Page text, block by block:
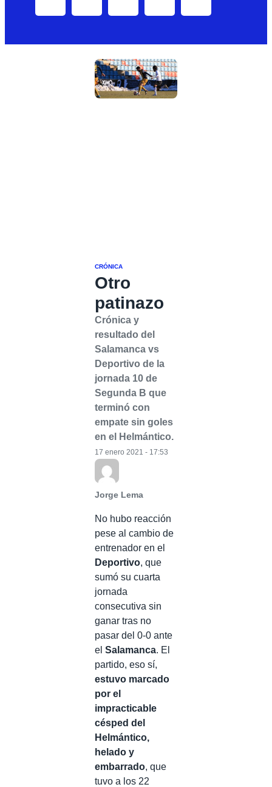
CRÓNICA
Otro
patinazo
Crónica y
resultado del
Salamanca vs
Deportivo de la
jornada 10 de
Segunda B que
terminó con
empate sin goles
en el Helmántico.
Jorge Lema
17 enero 2021 - 17:53
No hubo reacción
pese al cambio de
entrenador en el
Deportivo, que
sumó su cuarta
jornada
consecutiva sin
ganar tras no
pasar del 0-0 ante
el Salamanca. El
partido, eso sí,
estuvo marcado
por el
impracticable
césped del
Helmántico,
helado y
embarrado, que
tuvo a los 22